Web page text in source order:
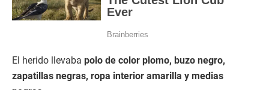
El herido llevaba polo de color plomo, buzo negro,
zapatillas negras, ropa interior amarilla y medias